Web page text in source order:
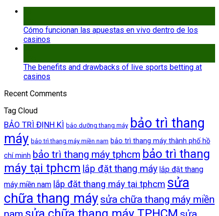
Cómo funcionan las apuestas en vivo dentro de los
casinos
The benefits and drawbacks of live sports betting at
casinos
Recent Comments
Tag Cloud
BẢO TRÌ ĐỊNH KÌ bảo dưỡng thang máy bảo trì thang
máy bảo trì thang máy miền nam bảo trì thang máy thành phố hồ
chí minh bảo trì thang máy tphcm bảo trì thang
máy tại tphcm lắp đặt thang máy lắp đặt thang
máy miền nam lắp đặt thang máy tại tphcm sửa
chữa thang máy sửa chữa thang máy miền